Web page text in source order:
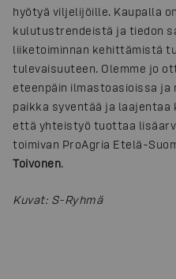
hyötyä viljelijöille. Kaupalla
kulutustrendeistä ja tiedon
liiketoiminnan kehittämistä
tulevaisuuteen. Olemme jo
eteenpäin ilmastoasioissa ja
paikka syventää ja laajentaa
että yhteistyö tuottaa
toimivan ProAgria Etelä-
Toivonen.
Kuvat: S-Ryhmä